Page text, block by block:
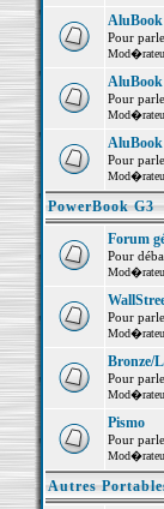
Pour
Pour
Pour
PowerBook G3
Forum
Pour
Pour
Bronze/
Pour
Pismo
Pour
Autres